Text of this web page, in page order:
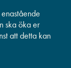
ska öka er
att detta kan